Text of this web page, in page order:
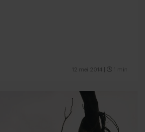
12 mei 2014 1 min